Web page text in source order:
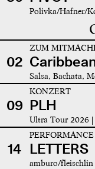
Polivka/Hafner/
02
ZUM
Salsa, Bachata,
09
KONZERT
PLH
Ultra Tour 2026 |
14
PERFORMANCE
LETTERS
amburo/fleischlin